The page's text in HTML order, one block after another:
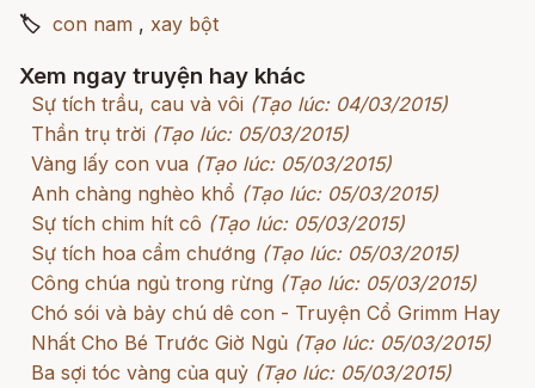
🏷 con nam , xay bột
Xem ngay truyện hay khác
Sự tích trầu, cau và vôi (Tạo lúc: 04/03/2015)
Thần trụ trời (Tạo lúc: 05/03/2015)
Vàng lấy con vua (Tạo lúc: 05/03/2015)
Anh chàng nghèo khổ (Tạo lúc: 05/03/2015)
Sự tích chim hít cô (Tạo lúc: 05/03/2015)
Sự tích hoa cẩm chướng (Tạo lúc: 05/03/2015)
Công chúa ngủ trong rừng (Tạo lúc: 05/03/2015)
Chó sói và bảy chú dê con - Truyện Cổ Grimm Hay
Nhất Cho Bé Trước Giờ Ngủ (Tạo lúc: 05/03/2015)
Ba sợi tóc vàng của quỷ (Tạo lúc: 05/03/2015)